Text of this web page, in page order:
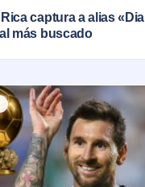
captura a alias
más buscado